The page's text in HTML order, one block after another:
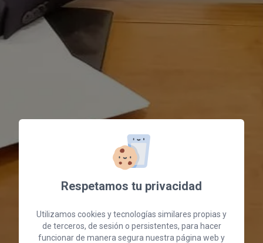
Respetamos tu privacidad
Utilizamos cookies y tecnologías similares propias y
de terceros, de sesión o persistentes, para hacer
funcionar de manera segura nuestra página web y